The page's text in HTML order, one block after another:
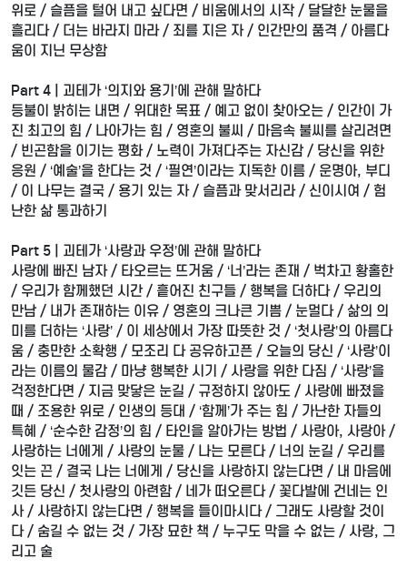
위로 / 슬픔을 털어 내고 싶다면 / 비움에서의 시작 / 달달한 눈물을
흘리다 / 더는 바라지 마라 / 죄를 지은 자 / 인간만의 품격 / 아름다
움이 지닌 무상함
Part 4 | 괴테가 ‘의지와 용기’에 관해 말하다
등불이 밝히는 내면 / 위대한 목표 / 예고 없이 찾아오는 / 인간이 가
진 최고의 힘 / 나아가는 힘 / 영혼의 불씨 / 마음속 불씨를 살리려면
/ 빈곤함을 이기는 평화 / 노력이 가져다주는 자신감 / 당신을 위한
응원 / ‘예술’을 한다는 것 / ‘필연’이라는 지독한 이름 / 운명아, 부디
/ 이 나무는 결국 / 용기 있는 자 / 슬픔과 맞서리라 / 신이시여 / 험
난한 삶 통과하기
Part 5 | 괴테가 ‘사랑과 우정’에 관해 말하다
사랑에 빠진 남자 / 타오르는 뜨거움 / ‘너’라는 존재 / 벅차고 황홀한
/ 우리가 함께했던 시간 / 흩어진 친구들 / 행복을 더하다 / 우리의
만남 / 내가 존재하는 이유 / 영혼의 크나큰 기쁨 / 눈멀다 / 삶의 의
미를 더하는 ‘사랑’ / 이 세상에서 가장 따뜻한 것 / ‘첫사랑’의 아름다
움 / 충만한 소확행 / 모조리 다 공유하고픈 / 오늘의 당신 / ‘사랑’이
라는 이름의 물감 / 마냥 행복한 시기 / 사랑을 위한 다짐 / ‘사랑’을
걱정한다면 / 지금 맞닿은 눈길 / 규정하지 않아도 / 사랑에 빠졌을
때 / 조용한 위로 / 인생의 등대 / ‘함께’가 주는 힘 / 가난한 자들의
특혜 / ‘순수한 감정’의 힘 / 타인을 알아가는 방법 / 사랑아, 사랑아 /
사랑하는 너에게 / 사랑의 눈물 / 나는 모른다 / 너의 눈길 / 우리를
잇는 끈 / 결국 나는 너에게 / 당신을 사랑하지 않는다면 / 내 마음에
깃든 당신 / 첫사랑의 아련함 / 네가 떠오른다 / 꽃다발에 건네는 인
사 / 사랑하지 않는다면 / 행복을 들이마시다 / 그래도 사랑할 것이
다 / 숨길 수 없는 것 / 가장 묘한 책 / 누구도 막을 수 없는 / 사랑, 그
리고 술